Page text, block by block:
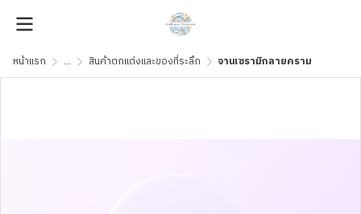
หน้าแรก ... สินค้าตกแต่งและของที่ระลึก จานเซรามิกลายคราม